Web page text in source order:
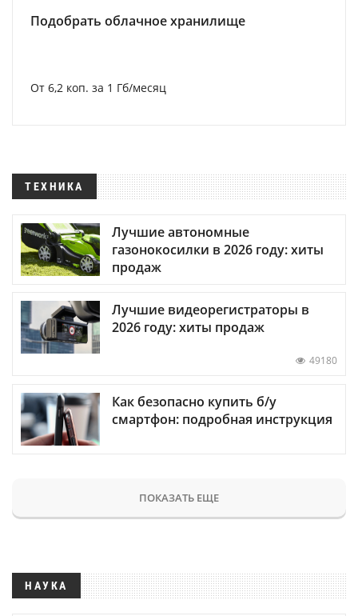
Подобрать облачное хранилище
От 6,2 коп. за 1 Гб/месяц
ТЕХНИКА
Лучшие автономные
газонокосилки в 2026 году: хиты
продаж
Лучшие видеорегистраторы в
2026 году: хиты продаж
49180
Как безопасно купить б/у
смартфон: подробная инструкция
ПОКАЗАТЬ ЕЩЕ
НАУКА